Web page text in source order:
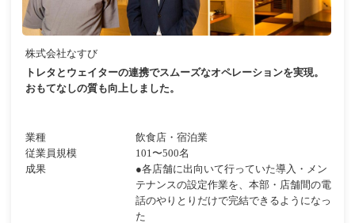
株式会社なすび
トレタとウェイターの連携でスムーズなオペレーションを実現。
おもてなしの質も向上しました。
業種
飲食店・宿泊業
従業員規模
101〜500名
成果
●各店舗に出向いて行っていた導入・メン
テナンスの設定作業を、本部・店舗間の電
話のやりとりだけで完結できるようになっ
た